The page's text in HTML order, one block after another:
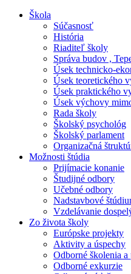
Škola
Súčasnosť
História
Riaditeľ školy
Správa budov ,
Úsek technicko-
Úsek teoretického
Úsek praktického
Úsek výchovy
Rada školy
Školský psychológ
Školský parlament
Organizačná
Možnosti štúdia
Prijímacie konanie
Študijné odbory
Učebné odbory
Nadstavbové
Vzdelávanie
Zo života školy
Európske projekty
Aktivity a úspechy
Odborné školenia a
Odborné exkurzie